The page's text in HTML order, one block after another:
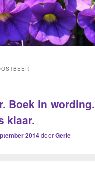
Boek in wording.
klaar.
2014doorGerie